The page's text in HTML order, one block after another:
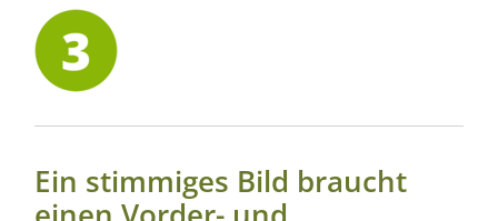
Ein stimmiges Bild braucht